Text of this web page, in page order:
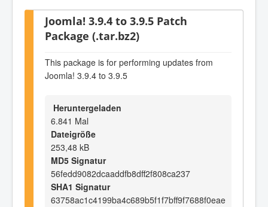
Joomla! 3.9.4 to 3.9.5 Patch
Package (.tar.bz2)
This package is for performing updates from
Joomla! 3.9.4 to 3.9.5
Heruntergeladen
6.841 Mal
Dateigröße
253,48 kB
MD5 Signatur
56fedd9082dcaaddfb8dff2f808ca237
SHA1 Signatur
63758ac1c4199ba4c689b5f1f7bff9f7688f0eae